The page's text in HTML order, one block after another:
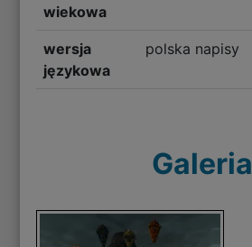
wiekowa
wersja
językowa
polska napisy
Galeria